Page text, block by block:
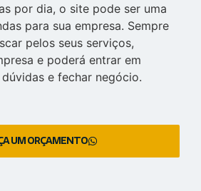
por dia, o site pode ser uma
para sua empresa. Sempre
pelos seus serviços,
e poderá entrar em
e fechar negócio.
UM ORÇAMENTO